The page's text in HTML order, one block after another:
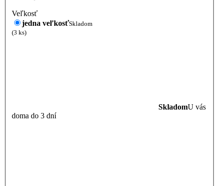
Veľkosť
jedna veľkosťSkladom
(3 ks)
SkladomU vás
doma do 3 dní